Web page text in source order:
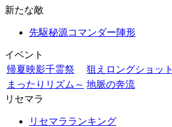
新たな敵
先駆秘源コマンダー陣形
イベント
帰夏映影千霊祭
狙えロングショット
まったりリズム～ 地脈の奔流
リセマラ
リセマラランキング